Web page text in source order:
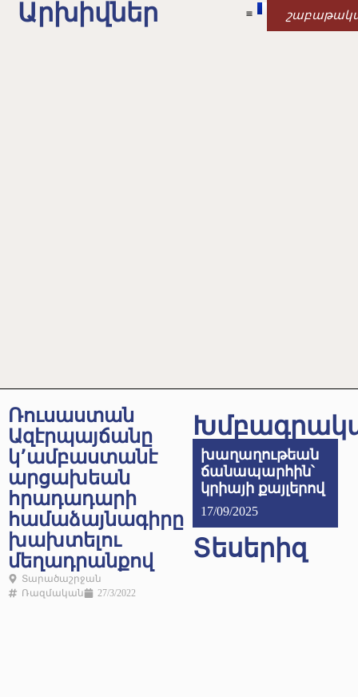
Արխիվներ
Ռուսաստան
Ազէրպայճանը
կ՚ամբաստանէ
արցախեան
հրադադարի
համաձայնագիրը
խախտելու
մեղադրանքով
Տարածաշրջան
Ռազմական
27/3/2022
խաղաղութեան
ճանապարհին՝
կրիայի քայլերով
17/09/2025
Տեսերիզ